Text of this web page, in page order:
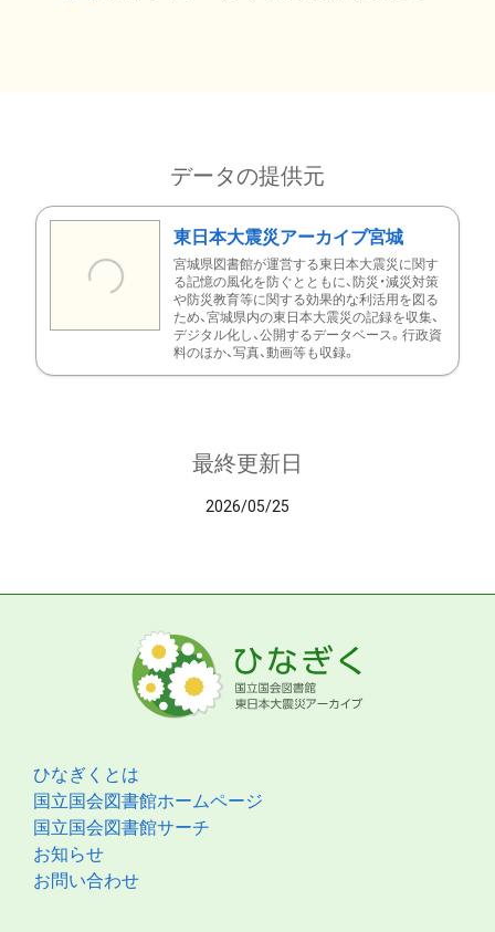
データの提供元
東日本大震災アーカイブ宮城
宮城県図書館が運営する東日本大震災に関す
る記憶の風化を防ぐとともに、防災・減災対策
や防災教育等に関する効果的な利活用を図る
ため、宮城県内の東日本大震災の記録を収集、
デジタル化し、公開するデータベース。行政資
料のほか、写真、動画等も収録。
最終更新日
2026/05/25
ひなぎくとは
国立国会図書館ホームページ
国立国会図書館サーチ
お知らせ
お問い合わせ